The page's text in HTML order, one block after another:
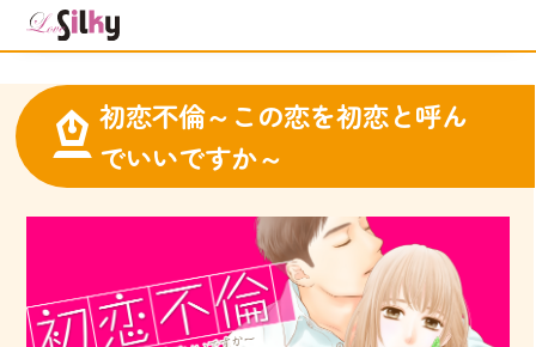
初恋不倫～この恋を初恋と呼ん
でいいですか～